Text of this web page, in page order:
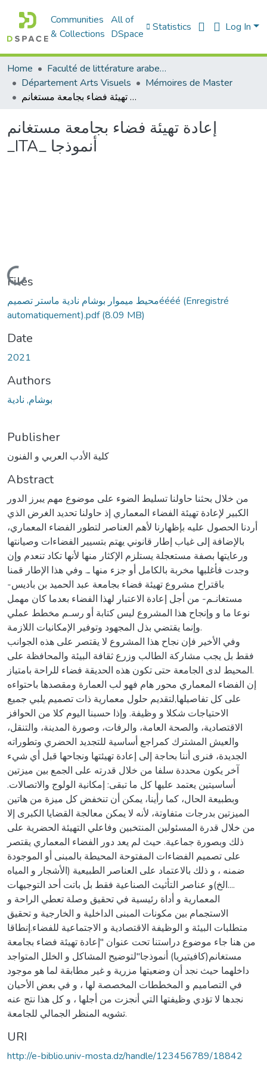
Communities
& Collections
All of
DSpace
Statistics Log In
Home
Faculté de littérature arabe et des arts
Département Arts Visuels
Mémoires de Master
إعادة تهيئة فضاء بجامعة مستغانم _ITA_ أنموذجا
إعادة تهيئة فضاء بجامعة مستغانم
_ITA_ أنموذجا
Loading...
Files
محيط ميموار بوشام نادية ماستر تصميمéééé (Enregistré
automatiquement).pdf(8.09 MB)
Date
2021
Authors
بوشام, نادية
Publisher
كلية الأدب العربي و الفنون
Abstract
من خلال بحثنا حاولنا تسليط الضوء على موضوع مهم يبرز الدور
الكبير لإعادة تهيئة الفضاء المعماري إذ حاولنا تحديد الغرض الذي
أردنا الحصول عليه بإظهارنا لأهم العناصر لتطور الفضاء المعماري،
بالإضافة إلى غياب إطار قانوني يهتم بتسيير الفضاءات وصيانتها
ورعايتها بصفة مستعجلة يستلزم الإكثار منها لأنها تكاد تنعدم وإن
وجدت فأغلبها مخربة بالكامل أو جزء منها ـ. وفي هذا الإطار قمنا
باقتراح مشروع تهيئة فضاء بجامعة عبد الحميد بن باديس-
مستغانـم- من أجل إعادة الاعتبار لهذا الفضاء بعدما كان مهمل
نوعا ما و وإنجاح هذا المشروع ليس كتابة أو رسـم مخطط عملي
وإنما يقتضي بذل المجهود وتوفير الإمكانيات اللازمة.
وفي الأخير فإن نجاح هذا المشروع لا يقتصر على هذه الجوانب
فقط بل يجب مشاركة الطالب وزرع ثقافة البيئة والمحافظة على
المحيط لدى الجامعة حتى تكون هذه الحديقة فضاء للراحة بامتياز.
إن الفضاء المعماري محور هام فهو لب العمارة ومقصدها باحتواءه
على كل تفاصيلها,لتقديم حلول معمارية ذات تصميم يلبي جميع
الاحتياجات شكلا و وظيفة. وإذا حسبنا اليوم كلا من الحوافز
الاقتصادية، والصحة العامة، والرفات، وصورة المدينة، والتنقل،
والعيش المشترك كمراجع أساسية للتجديد الحضري وتطوراته
الجديدة، فنرى أننا بحاجة إلى إعادة تهيئتها ونجاحها قبل أي شيء
آخر يكون محددة سلفا من خلال قدرته على الجمع بين ميزتين
أساسيتين يعتمد عليها كل ما تبقى: إمكانية الولوج والاتصالات.
وبطبيعة الحال، كما رأينا، يمكن أن تنخفض كل ميزة من هاتين
الميزتين بدرجات متفاوتة، لأنه لا يمكن معالجة القضايا الكبرى إلا
من خلال قدرة المسئولين المنتخبين وفاعلي التهيئة الحضرية على
ذلك وبصورة جماعية. حيث لم يعد دور الفضاء المعماري يقتصر
على تصميم الفضاءات المفتوحة المحيطة بالمبنى أو الموجودة
ضمنه ، و ذلك بالاعتماد على العناصر الطبيعية (الأشجار و المياه
....الخ)و عناصر التأثيث الصناعية فقط بل باتت أحد التوجيهات
المعمارية و أداة رئيسية في تحقيق وصلة تعطي الراحة و
الاستجمام بين مكونات المبنى الداخلية و الخارجية و تحقيق
متطلبات البيئة و الوظيفة الاقتصادية و الاجتماعية للفضاء.إنطاقا
من هنا جاء موضوع دراستنا تحت عنوان "إعادة تهيئة فضاء بجامعة
مستغانم(كافيتيريا) أنموذجا"لتوضيح المشاكل و الخلل المتواجد
داخلهما حيث نجد أن وضعيتها مزرية و غير مطابقة لما هو موجود
في التصاميم و المخططات المخصصة لها ، و في بعض الأحيان
نجدها لا تؤدي وظيفتها التي أنجزت من أجلها ، و كل هذا نتج عنه
تشويه المنظر الجمالي للجامعة.
URI
http://e-biblio.univ-mosta.dz/handle/123456789/18842